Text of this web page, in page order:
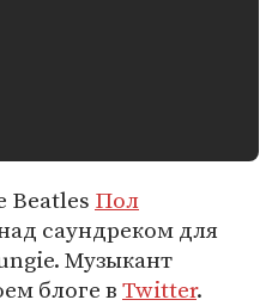
Beatles Пол
саундреком для
Музыкант
блоге вTwitter.